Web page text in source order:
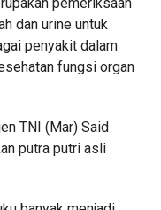
dan urine untuk
penyakit dalam
fungsi organ
TNI (Mar) Said
putra putri asli